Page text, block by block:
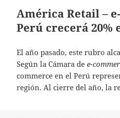
América Retail –
Perú crecerá 20%
El año pasado, este rubro
Según la Cámara dee-
commerce en el Perú
región. Al cierre del año, la